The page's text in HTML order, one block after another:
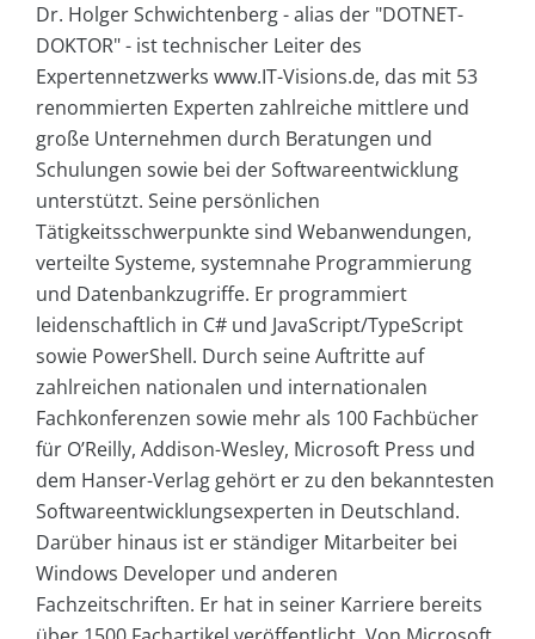
Dr. Holger Schwichtenberg - alias der "DOTNET-
DOKTOR" - ist technischer Leiter des
Expertennetzwerks www.IT-Visions.de, das mit 53
renommierten Experten zahlreiche mittlere und
große Unternehmen durch Beratungen und
Schulungen sowie bei der Softwareentwicklung
unterstützt. Seine persönlichen
Tätigkeitsschwerpunkte sind Webanwendungen,
verteilte Systeme, systemnahe Programmierung
und Datenbankzugriffe. Er programmiert
leidenschaftlich in C# und JavaScript/TypeScript
sowie PowerShell. Durch seine Auftritte auf
zahlreichen nationalen und internationalen
Fachkonferenzen sowie mehr als 100 Fachbücher
für O’Reilly, Addison-Wesley, Microsoft Press und
dem Hanser-Verlag gehört er zu den bekanntesten
Softwareentwicklungsexperten in Deutschland.
Darüber hinaus ist er ständiger Mitarbeiter bei
Windows Developer und anderen
Fachzeitschriften. Er hat in seiner Karriere bereits